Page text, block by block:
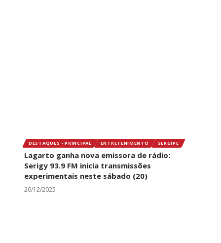
DESTAQUES - PRINCIPAL ENTRETENIMENTO SERGIPE
Lagarto ganha nova emissora de rádio:
Serigy 93.9 FM inicia transmissões
experimentais neste sábado (20)
20/12/2025